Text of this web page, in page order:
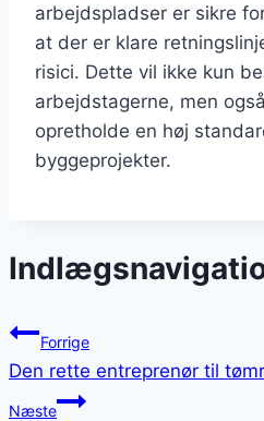
arbejdspladser er sikre
at der er klare
risici. Dette vil ikke kun
arbejdstagerne, men
opretholde en høj
byggeprojekter.
Forrige
Den rette entreprenør til
Næste